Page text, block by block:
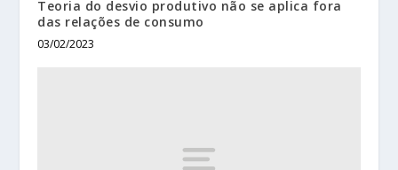
Teoria do desvio produtivo não se aplica fora
das relações de consumo
03/02/2023